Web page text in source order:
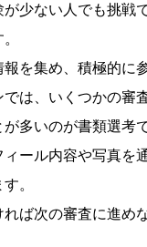
少ない人でも挑戦
を集め、積極的に
は、いくつかの審
多いのが書類選考で
ール内容や写真を
。
ば次の審査に進め